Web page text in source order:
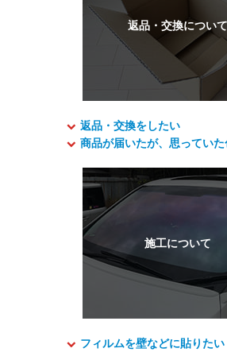
返品・交換をしたい
商品が届いたが、思っていた
フィルムを壁などに貼りたい